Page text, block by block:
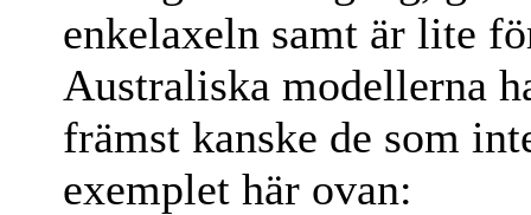
enkelaxeln samt är lite
Australiska modellerna
främst kanske de som
exemplet här ovan: